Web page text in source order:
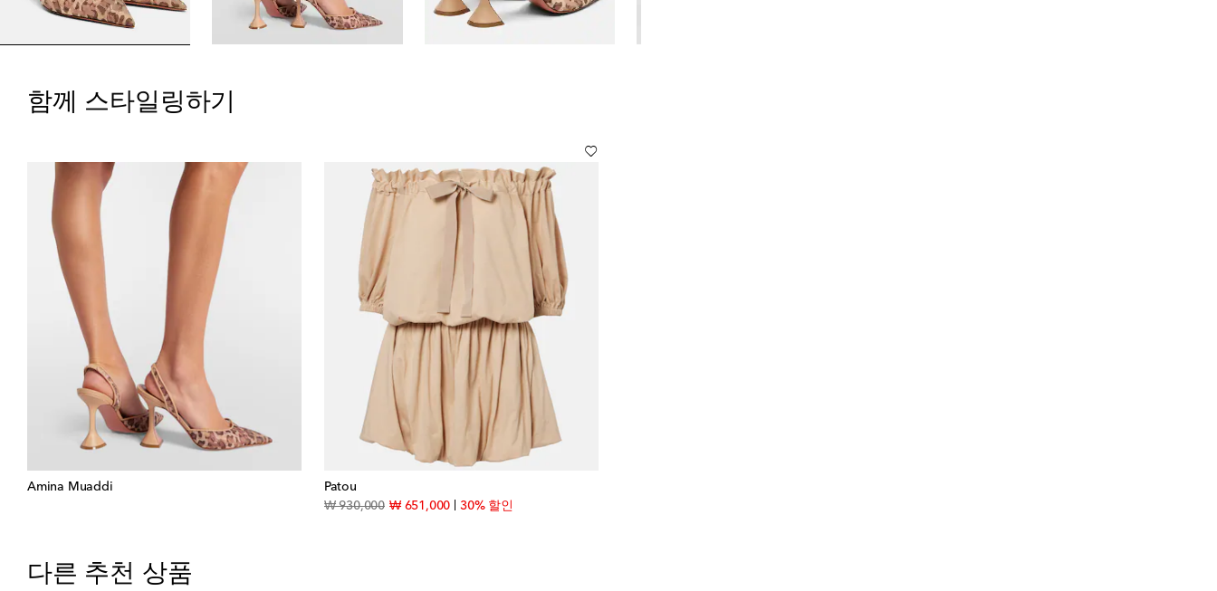
함께 스타일링하기
Amina Muaddi
Patou
₩ 930,000original price
₩ 651,000discount price
30% 할인
다른 추천 상품